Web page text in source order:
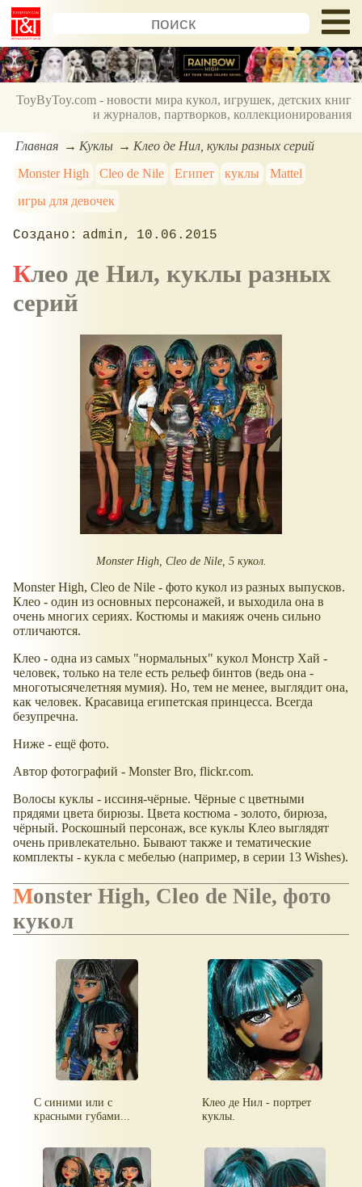
ToyByToy.com - новости мира кукол, игрушек, детских книг
и журналов, партворков, коллекционирования
Главная Куклы
Клео де Нил, куклы разных серий
Monster High
Cleo de Nile Египет куклы
Mattel
игры для девочек
admin 10.06.2015
Клео де Нил, куклы разных
серий
Monster High, Cleo de Nile, 5 кукол.
Monster High, Cleo de Nile - фото кукол из разных выпусков.
Клео - один из основных персонажей, и выходила она в
очень многих сериях. Костюмы и макияж очень сильно
отличаются.
Клео - одна из самых "нормальных" кукол Монстр Хай -
человек, только на теле есть рельеф бинтов (ведь она -
многотысячелетняя мумия). Но, тем не менее, выглядит она,
как человек. Красавица египетская принцесса. Всегда
безупречна.
Ниже - ещё фото.
Автор фотографий - Monster Bro, flickr.com.
Волосы куклы - иссиня-чёрные. Чёрные с цветными
прядями цвета бирюзы. Цвета костюма - золото, бирюза,
чёрный. Роскошный персонаж, все куклы Клео выглядят
очень привлекательно. Бывают также и тематические
комплекты - кукла с мебелью (например, в серии 13 Wishes).
Monster High, Cleo de Nile, фото
кукол
С синими или с
красными губами...
Клео де Нил - портрет
куклы.